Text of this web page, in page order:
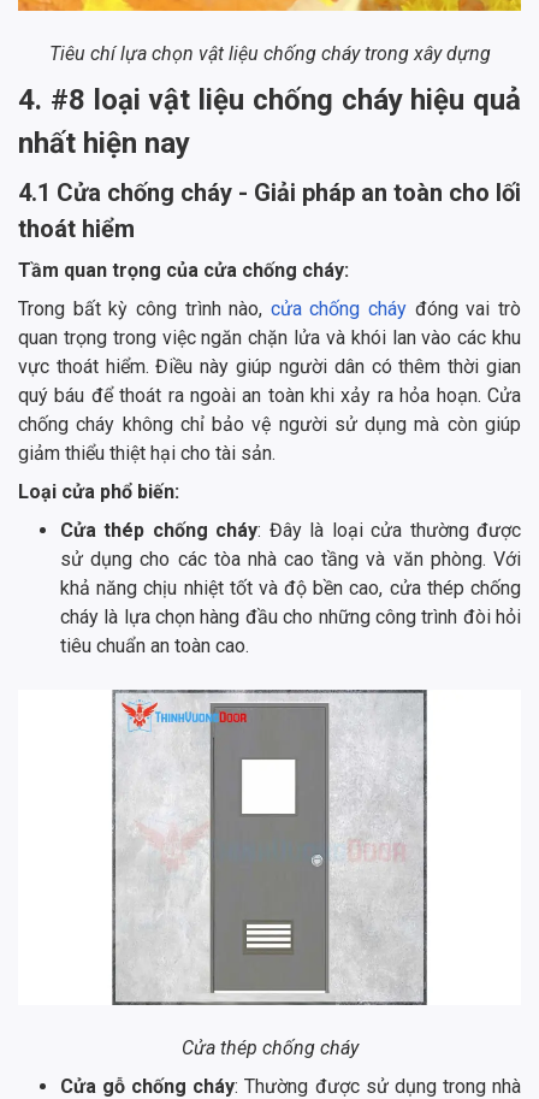
Tiêu chí lựa chọn vật liệu chống cháy trong xây dựng
4. #8 loại vật liệu chống cháy hiệu quả
nhất hiện nay
4.1 Cửa chống cháy - Giải pháp an toàn cho lối
thoát hiểm
Tầm quan trọng của cửa chống cháy:
Trong bất kỳ công trình nào, cửa chống cháy đóng vai trò
quan trọng trong việc ngăn chặn lửa và khói lan vào các khu
vực thoát hiểm. Điều này giúp người dân có thêm thời gian
quý báu để thoát ra ngoài an toàn khi xảy ra hỏa hoạn. Cửa
chống cháy không chỉ bảo vệ người sử dụng mà còn giúp
giảm thiểu thiệt hại cho tài sản.
Loại cửa phổ biến:
Cửa thép chống cháy: Đây là loại cửa thường được
sử dụng cho các tòa nhà cao tầng và văn phòng. Với
khả năng chịu nhiệt tốt và độ bền cao, cửa thép chống
cháy là lựa chọn hàng đầu cho những công trình đòi hỏi
tiêu chuẩn an toàn cao.
Cửa thép chống cháy
Cửa gỗ chống cháy: Thường được sử dụng trong nhà